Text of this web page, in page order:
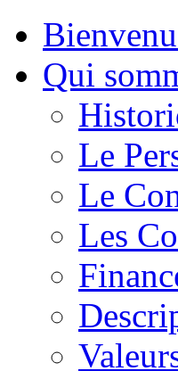
Qui
Le
Le
Les